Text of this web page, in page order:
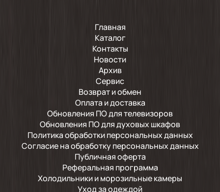
Главная
Каталог
Контакты
Новости
Архив
Сервис
Возврат и обмен
Оплата и доставка
Обновления ПО для телевизоров
Обновления ПО для духовых шкафов
Политика обработки персональных данных
Согласие на обработку персональных данных
Публичная оферта
Реферальная программа
Холодильники и морозильные камеры
Уход за одеждой